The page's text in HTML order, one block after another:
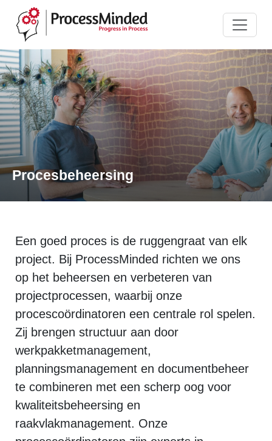
Procesbeheersing
Een goed proces is de ruggengraat van elk
project. Bij ProcessMinded richten we ons
op het beheersen en verbeteren van
projectprocessen, waarbij onze
procescoördinatoren een centrale rol spelen.
Zij brengen structuur aan door
werkpakketmanagement,
planningsmanagement en documentbeheer
te combineren met een scherp oog voor
kwaliteitsbeheersing en
raakvlakmanagement. Onze